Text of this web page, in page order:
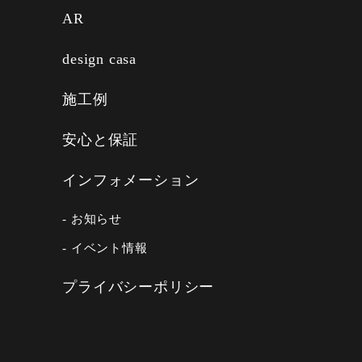
AR
design casa
施工例
安心と保証
インフォメーション
- お知らせ
- イベント情報
プライバシーポリシー